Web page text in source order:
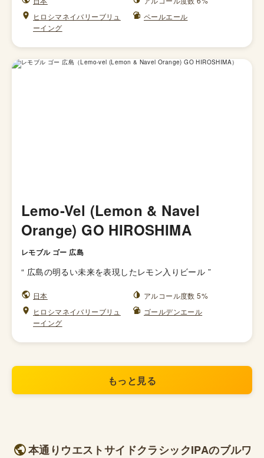
ヒロシマネイバリーブリュ
ーイング
ペールエール
Lemo-Vel (Lemon & Navel
Orange) GO HIROSHIMA
レモブル ゴー 広島
“ 広島の明るい未来を表現したレモン入りビール ”
日本
アルコール度数 5%
ヒロシマネイバリーブリュ
ーイング
ゴールデンエール
もっと見る
本通りウエストサイドクラシックIPAのブルワ